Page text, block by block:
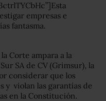
empresas e
fantasma.
Corte ampara a la
SA de CV (Grimsur), la
considerar que los
y violan las garantías de
en la Constitución.